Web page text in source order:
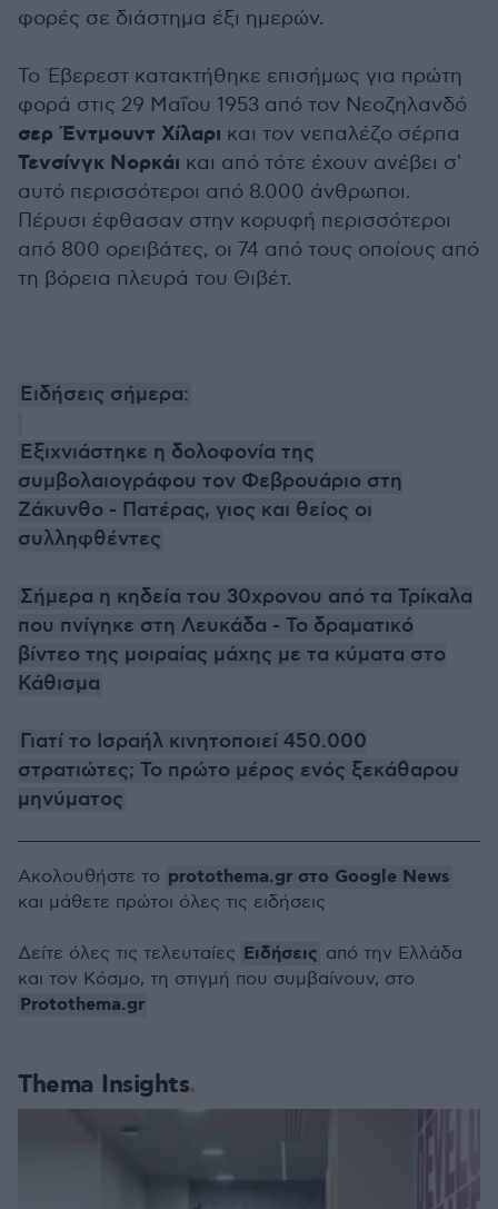
φορές σε διάστημα έξι ημερών.
Το Έβερεστ κατακτήθηκε επισήμως για πρώτη
φορά στις 29 Μαΐου 1953 από τον Νεοζηλανδό
σερ Έντμουντ Χίλαρι και τον νεπαλέζο σέρπα
Τενσίνγκ Νορκάι και από τότε έχουν ανέβει σ'
αυτό περισσότεροι από 8.000 άνθρωποι.
Πέρυσι έφθασαν στην κορυφή περισσότεροι
από 800 ορειβάτες, οι 74 από τους οποίους από
τη βόρεια πλευρά του Θιβέτ.
Ειδήσεις σήμερα:
Εξιχνιάστηκε η δολοφονία της
συμβολαιογράφου τον Φεβρουάριο στη
Ζάκυνθο - Πατέρας, γιος και θείος οι
συλληφθέντες
Σήμερα η κηδεία του 30χρονου από τα Τρίκαλα
που πνίγηκε στη Λευκάδα - Το δραματικό
βίντεο της μοιραίας μάχης με τα κύματα στο
Κάθισμα
Γιατί το Ισραήλ κινητοποιεί 450.000
στρατιώτες; Το πρώτο μέρος ενός ξεκάθαρου
μηνύματος
Thema Insights
Ακολουθήστε το protothema.gr στο Google News
και μάθετε πρώτοι όλες τις ειδήσεις
Δείτε όλες τις τελευταίες Ειδήσεις από την Ελλάδα
και τον Κόσμο, τη στιγμή που συμβαίνουν, στο
Protothema.gr